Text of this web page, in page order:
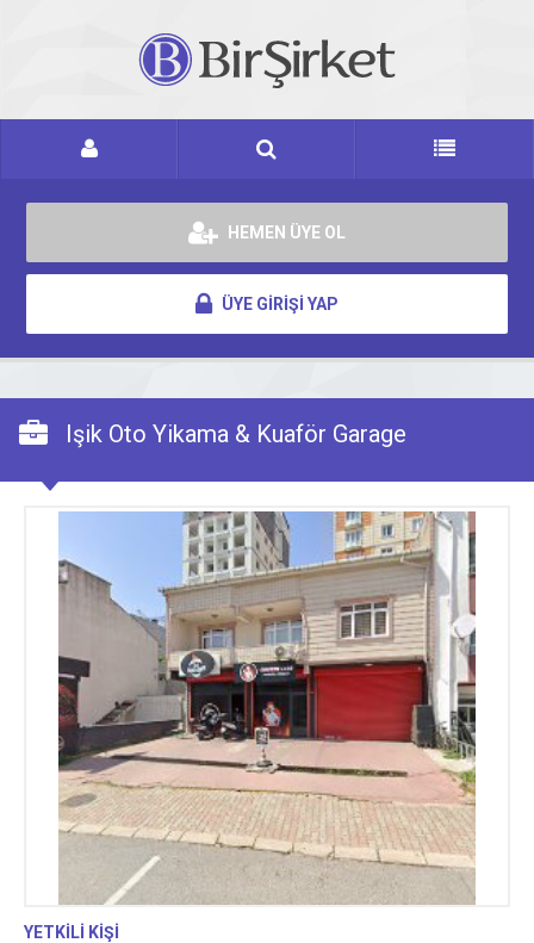
HEMEN ÜYE OL
ÜYE GİRİŞİ YAP
Işik Oto Yikama & Kuaför Garage
YETKİLİ KİŞİ